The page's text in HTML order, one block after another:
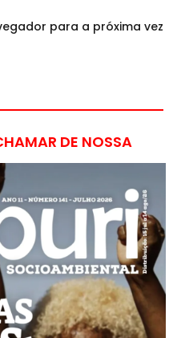
para a próxima vez
DE NOSSA